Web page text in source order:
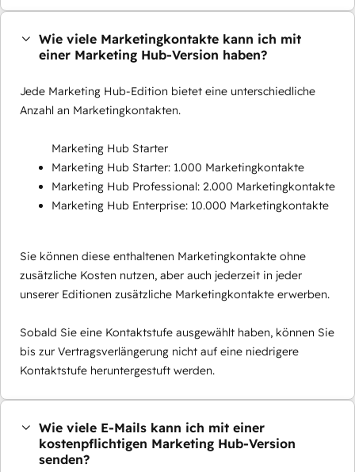
Wie viele Marketingkontakte kann ich mit
einer Marketing Hub-Version haben?
Jede Marketing Hub-Edition bietet eine unterschiedliche
Anzahl an Marketingkontakten.
Marketing Hub Starter
Marketing Hub Starter: 1.000 Marketingkontakte
Marketing Hub Professional: 2.000 Marketingkontakte
Marketing Hub Enterprise: 10.000 Marketingkontakte
Sie können diese enthaltenen Marketingkontakte ohne
zusätzliche Kosten nutzen, aber auch jederzeit in jeder
unserer Editionen zusätzliche Marketingkontakte erwerben.
Sobald Sie eine Kontaktstufe ausgewählt haben, können Sie
bis zur Vertragsverlängerung nicht auf eine niedrigere
Kontaktstufe heruntergestuft werden.
Wie viele E-Mails kann ich mit einer
kostenpflichtigen Marketing Hub-Version
senden?